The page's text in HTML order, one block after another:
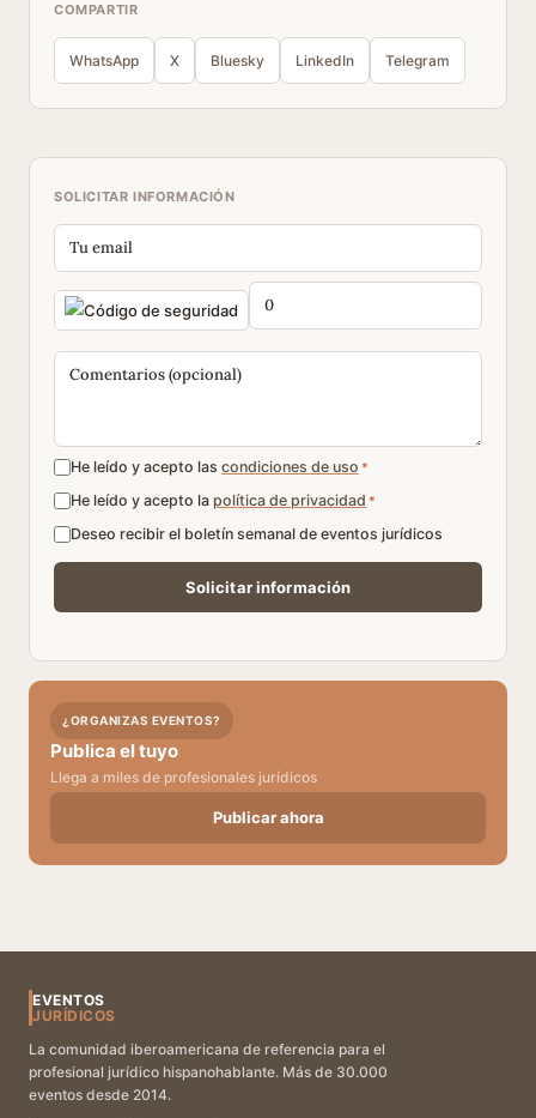
COMPARTIR
WhatsApp X Bluesky LinkedIn Telegram
SOLICITAR INFORMACIÓN
He leído y acepto las condiciones de uso *
He leído y acepto la política de privacidad *
Deseo recibir el boletín semanal de eventos jurídicos
¿ORGANIZAS EVENTOS?
Publica el tuyo
Llega a miles de profesionales jurídicos
Publicar ahora
EVENTOS
JURÍDICOS
La comunidad iberoamericana de referencia para el
profesional jurídico hispanohablante. Más de 30.000
eventos desde 2014.